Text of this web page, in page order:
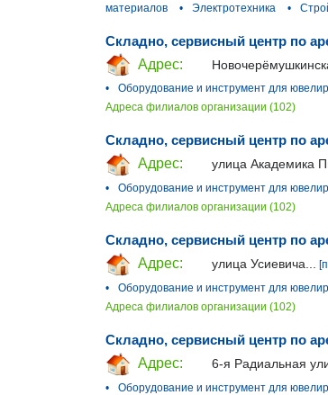
материалов
• Электротехника •
Складно, сервисный центр по
Адрес:
•
Оборудование и инструмент для
Адреса филиалов организации (102)
Складно, сервисный центр по
Адрес:
улица Академика
•
Оборудование и инструмент для
Адреса филиалов организации (102)
Складно, сервисный центр по
Адрес:
улица Усиевича...
•
Оборудование и инструмент для
Адреса филиалов организации (102)
Складно, сервисный центр по
Адрес:
6-я Радиальная
•
Оборудование и инструмент для